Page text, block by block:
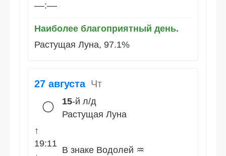
––:––
Наиболее благоприятный день.
Растущая Луна, 97.1%
27 августа Чт
🌕 15-й л/д
Растущая Луна
↑
19:11
В знаке Водолей ♒